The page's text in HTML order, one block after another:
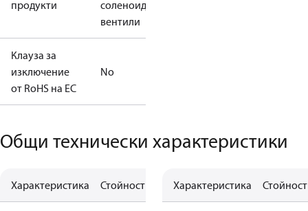
продукти
соленоидни
вентили
Клауза за
изключение
от RoHS на ЕС
No
Общи технически характеристики
Характеристика Стойност Характеристика Стойност